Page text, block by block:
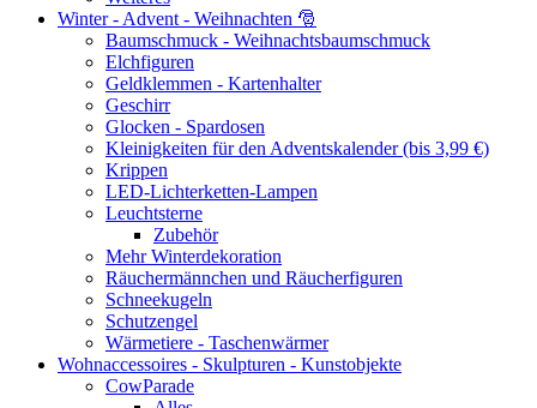
Winter - Advent - Weihnachten 🎅
Baumschmuck - Weihnachtsbaumschmuck
Elchfiguren
Geldklemmen - Kartenhalter
Geschirr
Glocken - Spardosen
Kleinigkeiten für den Adventskalender (bis 3,99 €)
Krippen
LED-Lichterketten-Lampen
Leuchtsterne
Zubehör
Mehr Winterdekoration
Räuchermännchen und Räucherfiguren
Schneekugeln
Schutzengel
Wärmetiere - Taschenwärmer
Wohnaccessoires - Skulpturen - Kunstobjekte
CowParade